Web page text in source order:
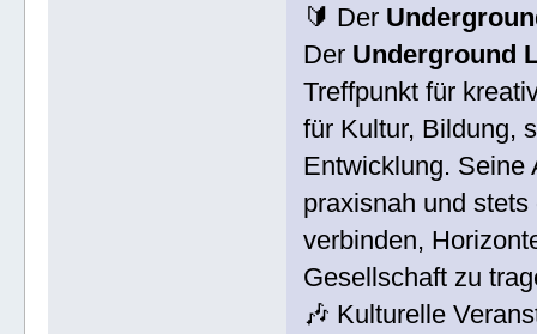
🔰 Der
Der Underground
Treffpunkt für
für Kultur, Bildung,
Entwicklung. Seine
praxisnah und
verbinden,
Gesellschaft zu
🎶 Kulturelle